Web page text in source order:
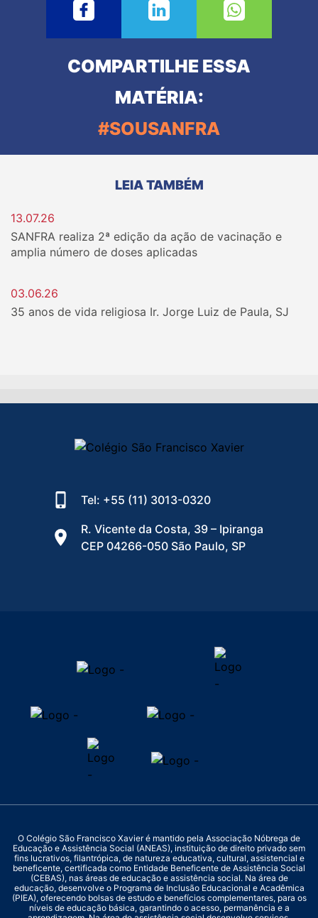
COMPARTILHE ESSA
MATÉRIA:
#SOUSANFRA
LEIA TAMBÉM
13.07.26
SANFRA realiza 2ª edição da ação de vacinação e
amplia número de doses aplicadas
03.06.26
35 anos de vida religiosa Ir. Jorge Luiz de Paula, SJ
Tel: +55 (11) 3013-0320
R. Vicente da Costa, 39 – Ipiranga
CEP 04266-050 São Paulo, SP
O Colégio São Francisco Xavier é mantido pela Associação Nóbrega de
Educação e Assistência Social (ANEAS), instituição de direito privado sem
fins lucrativos, filantrópica, de natureza educativa, cultural, assistencial e
beneficente, certificada como Entidade Beneficente de Assistência Social
(CEBAS), nas áreas de educação e assistência social. Na área de
educação, desenvolve o Programa de Inclusão Educacional e Acadêmica
(PIEA), oferecendo bolsas de estudo e benefícios complementares, para os
níveis de educação básica, garantindo o acesso, permanência e a